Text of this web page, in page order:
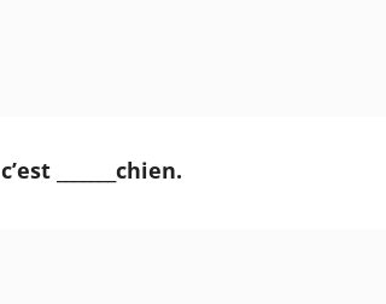
_______chien.